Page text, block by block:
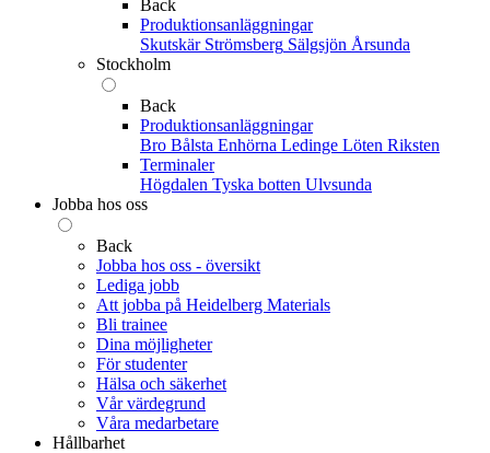
Back
Produktionsanläggningar
Skutskär Strömsberg Sälgsjön Årsunda
Stockholm
Back
Produktionsanläggningar
Bro Bålsta Enhörna Ledinge Löten Riksten
Terminaler
Högdalen Tyska botten Ulvsunda
Jobba hos oss
Back
Jobba hos oss - översikt
Lediga jobb
Att jobba på Heidelberg Materials
Bli trainee
Dina möjligheter
För studenter
Hälsa och säkerhet
Vår värdegrund
Våra medarbetare
Hållbarhet